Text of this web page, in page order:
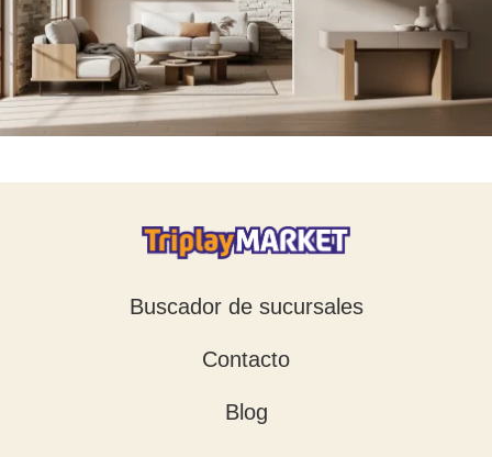
Buscador de sucursales
Contacto
Blog